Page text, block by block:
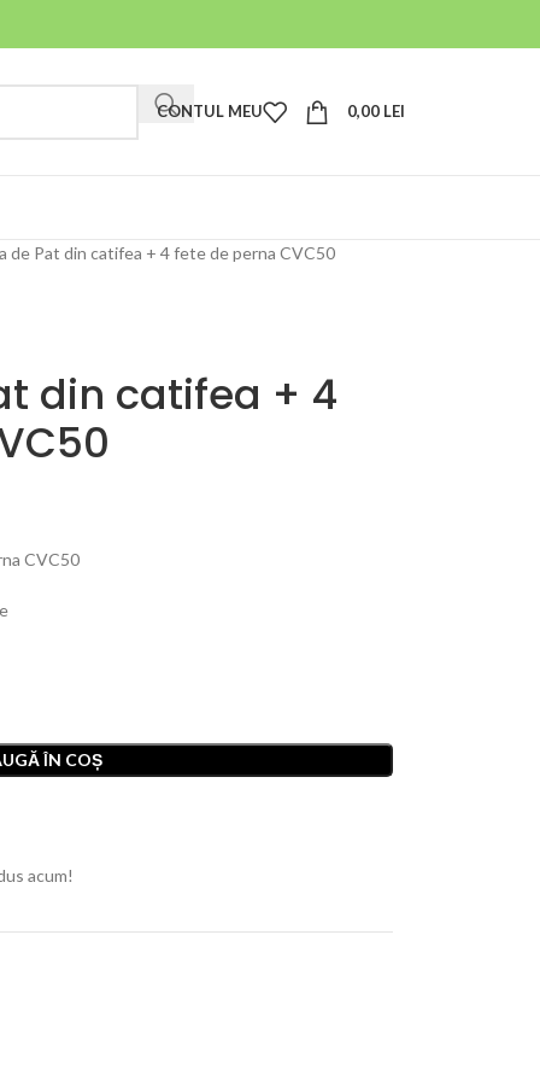
CONTUL MEU 0,00 LEI
de Pat din catifea + 4 fete de perna CVC50
din catifea + 4
CVC50
ÎN COȘ
acum!